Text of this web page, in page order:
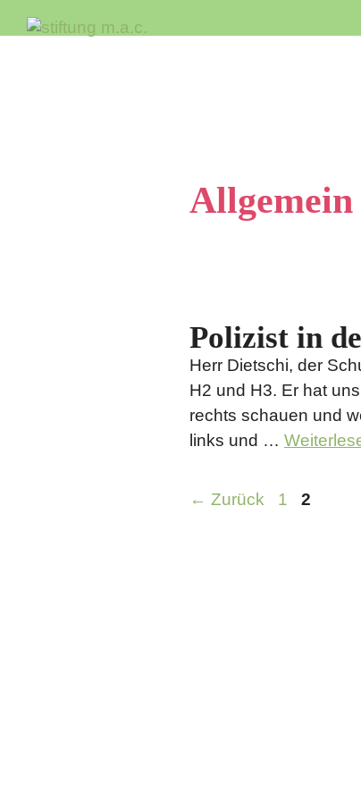
Inhalt
Allgemein
Polizist in
Herr Dietschi, der
H2 und H3. Er hat
rechts schauen und
links und …
← Zurück Seite
1 Seite
2